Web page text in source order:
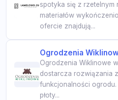
spotyka się z rzetelnym
materiałów
ofercie znajdują...
Ogrodzenia
Ogrodzenia Wiklinowe
dostarcza rozwiązania
funkcjonalności
płoty...